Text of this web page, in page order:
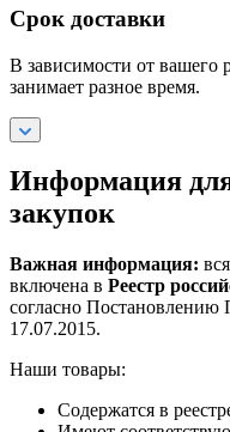
Срок доставки
В зависимости от вашего
занимает разное время.
Информация
закупок
Важная информация:
включена в Реестр
согласно
17.07.2015.
Наши товары:
Содержатся в